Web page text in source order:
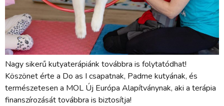
Nagy sikerű kutyaterápiánk továbbra is folytatódhat!
Köszönet érte a Do as I csapatnak, Padme kutyának, és
természetesen a MOL Új Európa Alapítványnak, aki a terápia
finanszírozását továbbra is biztosítja!